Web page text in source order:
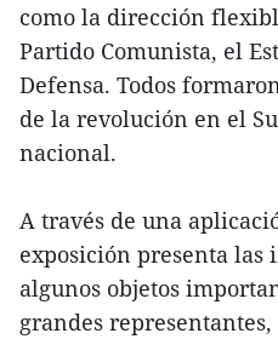
como la dirección
Partido Comunista, el
Defensa. Todos
de la revolución en el
nacional.
A través de una
exposición presenta las
algunos objetos
grandes